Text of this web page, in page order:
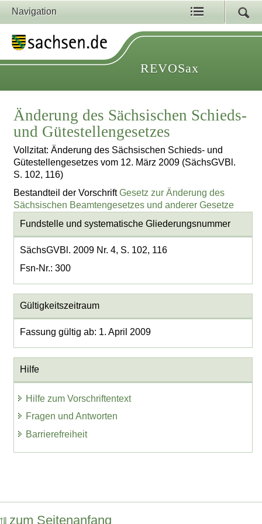
Navigation
REVOSax
Änderung des Sächsischen Schieds-
und Gütestellengesetzes
Vollzitat: Änderung des Sächsischen Schieds- und
Gütestellengesetzes vom 12. März 2009 (SächsGVBl.
S. 102, 116)
Bestandteil der VorschriftGesetz zur Änderung des
Sächsischen Beamtengesetzes und anderer Gesetze
Fundstelle und systematische Gliederungsnummer
SächsGVBl. 2009 Nr. 4, S. 102, 116
Fsn-Nr.: 300
Gültigkeitszeitraum
Fassung gültig ab: 1. April 2009
Hilfe
Hilfe zum Vorschriftentext
Fragen und Antworten
Barrierefreiheit
zum Seitenanfang